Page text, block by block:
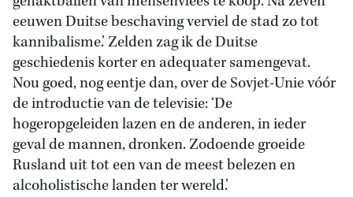
eeuwen Duitse beschaving verviel de stad zo tot
kannibalisme.’ Zelden zag ik de Duitse
geschiedenis korter en adequater samengevat.
Nou goed, nog eentje dan, over de Sovjet-Unie vóór
de introductie van de televisie: ‘De
hogeropgeleiden lazen en de anderen, in ieder
geval de mannen, dronken. Zodoende groeide
Rusland uit tot een van de meest belezen en
alcoholistische landen ter wereld.’